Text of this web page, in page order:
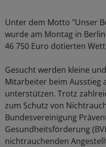
Unter dem Motto "Unser
wurde am Montag in
46 750 Euro dotierten
Gesucht werden kleine
Mitarbeiter beim Ausstieg
unterstützen. Trotz
zum Schutz von
Bundesvereinigung
Gesundheitsförderung
nichtrauchenden